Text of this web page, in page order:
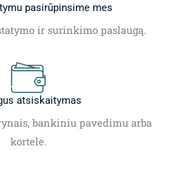
pasirūpinsime mes
ir surinkimo paslaugą.
atsiskaitymas
bankiniu pavedimu arba
kortele.